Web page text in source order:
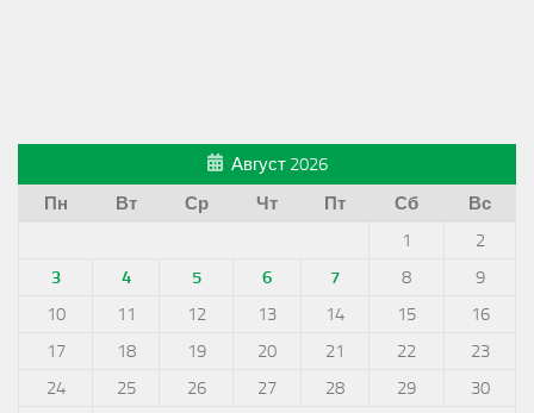
Август 2026
Пн
Вт Ср Чт Пт Сб
Вс
1
2
3
4 5 6 7 8
9
10
11 12 13 14 15
16
17
18 19 20 21 22
23
24
25 26 27 28 29
30